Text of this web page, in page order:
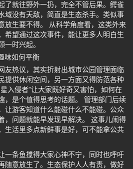
了就往野外一扔，完全不管后果。鳄雀
域没有天敌，简直是生态杀手。类似事
放生要不得。 从科学角度看，这类外来
希望通过这次事件，能让更多人明白生
一时兴起。
味如何平衡
友热议，其实折射出城市公园管理面临
提供休闲空间，另一方面又得防范各种
入侵者”让大家既好奇又害怕，如何在
，是个值得思考的话题。 管理部门后续
让游客知道什么能碰什么不能碰。公众
，问题就能早发现早解决。 这事儿闹得
生活里多点新鲜事是好，可不能拿公共
一条鱼搅得大家心神不宁，同时也呼吁
随意放生了。生态保护人人有责，做好